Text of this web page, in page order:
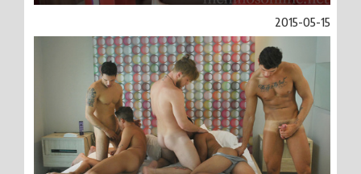
2015-05-15